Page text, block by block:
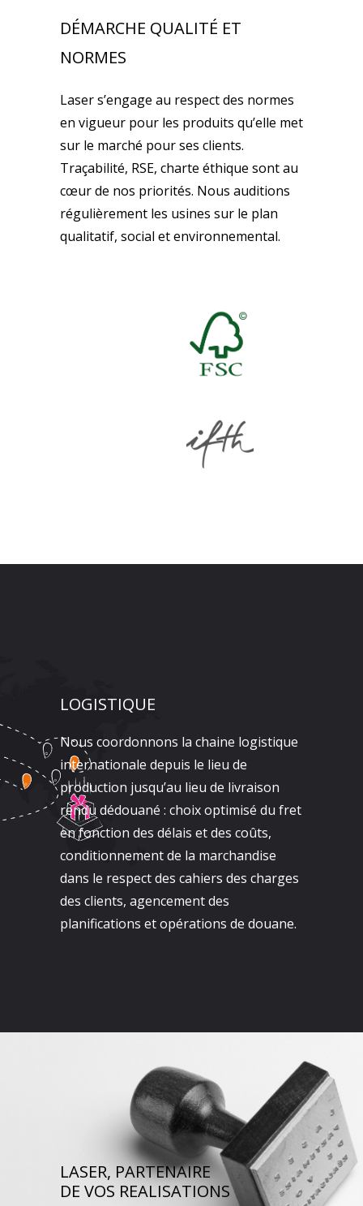
DÉMARCHE QUALITÉ ET
NORMES
Laser s’engage au respect des normes
en vigueur pour les produits qu’elle met
sur le marché pour ses clients.
Traçabilité, RSE, charte éthique sont au
cœur de nos priorités. Nous auditions
régulièrement les usines sur le plan
qualitatif, social et environnemental.
LOGISTIQUE
Nous coordonnons la chaine logistique
internationale depuis le lieu de
production jusqu’au lieu de livraison
rendu dédouané : choix optimisé du fret
en fonction des délais et des coûts,
conditionnement de la marchandise
dans le respect des cahiers des charges
des clients, agencement des
planifications et opérations de douane.
LASER, PARTENAIRE
DE VOS REALISATIONS